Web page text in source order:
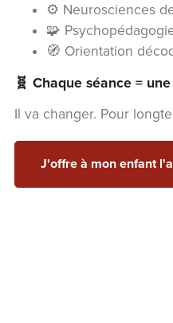
⚙️ Neurosciences
🧩
🧭 Orientation
🧬 Chaque séance =
Il va changer. Pour
J'offre à mon enfant